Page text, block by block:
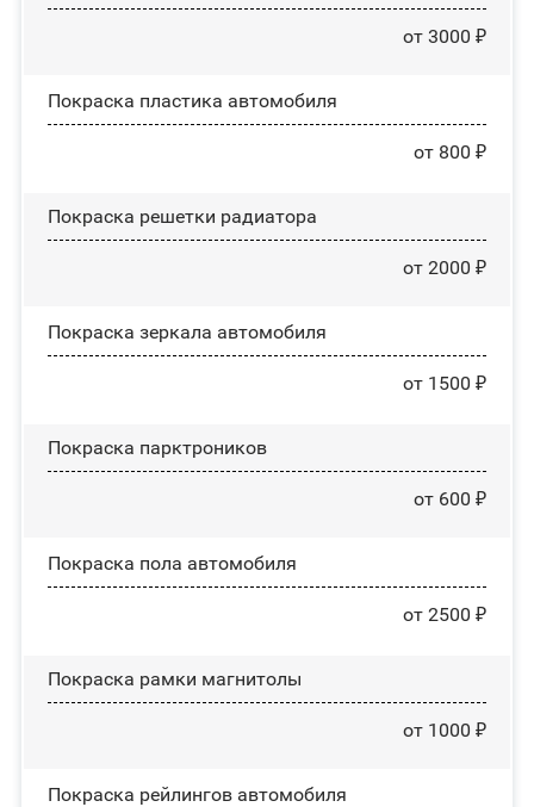
от 3000 ₽
Покраска пластика автомобиля
от 800 ₽
Покраска решетки радиатора
от 2000 ₽
Покраска зеркала автомобиля
от 1500 ₽
Покраска парктроников
от 600 ₽
Покраска пола автомобиля
от 2500 ₽
Покраска рамки магнитолы
от 1000 ₽
Покраска рейлингов автомобиля